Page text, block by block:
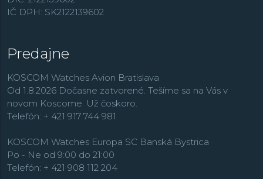
komfortom. Spoločenské a elegantné hodinky značka
IČ DPH: SK2122139602
Predajne
KOSCOM Watches Avion Bratislava
Od 1.8.2026 Dočasne zatvorené. Tešíme sa na Vás v
novom Koscome. Už čoskoro.
Telefón: + 421 917 744 981
KOSCOM Watches Europa SC Banská Bystrica
Po - Ne od 9:00 do 21:00
Telefón: + 421 908 112 204